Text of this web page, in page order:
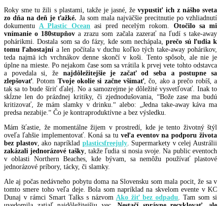
Roky sme tu žili s plastami, takže je jasné, ževypustiť ich z nášho sveta
zo dňa na deň je ťažké. Ja som mala najväčšie precitnutie po vzhliadnutí
dokumentuA Plastic Oceanasi pred necelým rokom. Otočilo sa mi
vnímanie o 180stupňov a zrazu som začala zazerať na ľudí s take-away
pohárikmi. Dostala som sa do fázy, kde som nechápala,prečo sú ľudia k
tomu ľahostajní a len počítala v duchu koľko tých take-away pohárikov,
teda najmä ich vrchnákov denne skončí v koši. Tento spôsob, ale nie je
úplne na mieste. Po nejakom čase som sa vrátila k prvej vete tohto odstavca
a povedala si, že najdôležitejšie je začať od seba a postupne sa
zlepšovať. Potom Tvoje okolie si začne všímať, čo, ako a prečo robíš, a
tak sa to bude šíriť ďalej. No a samozrejme je dôležité vysvetľovať. Inak to
skĺzne len do prázdnej kritiky, či zjednodušovania, “Bože zase ma budú
kritizovať, že mám slamky v drinku.“ alebo: „Jedna take-away káva ma
predsa nezabije.“ Čo je kontraproduktívne a bez výsledku.
Mám šťastie, že momentálne žijem v prostredí, kde je tento životný štýl
oveľa ľahšie implementovať. Koná sa tu veľa eventov na podporu života
bez plastov, ako napríklad plasticsfreejuly. Supermarkety v celej Austrálii
zakázali jednorázové tašky, takže ľudia si nosia svoje. Na public eventoch
v oblasti Northern Beaches, kde bývam, sa nemôžu používať plastové
jednorázové príbory, tácky, či slamky.
Ale aj počas nedávneho pobytu doma na Slovensku som mala pocit, že sa v
tomto smere toho veľa deje. Bola som napríklad na skvelom evente v KC
Dunaj v rámci Smart Talks s názvomAko žiť bez odpadu. Tam som si